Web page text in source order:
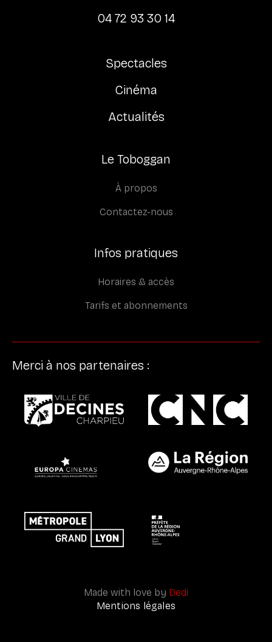
04 72 93 30 14
Spectacles
Cinéma
Actualités
Le Toboggan
À propos
Contactez-nous
Infos pratiques
Horaires & accès
Tarifs et abonnements
Merci à nos partenaires :
Made with love by Dedi
Mentions légales